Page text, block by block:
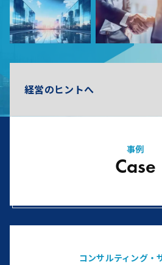
経営のヒントへ
事例
Case
コンサルティング・